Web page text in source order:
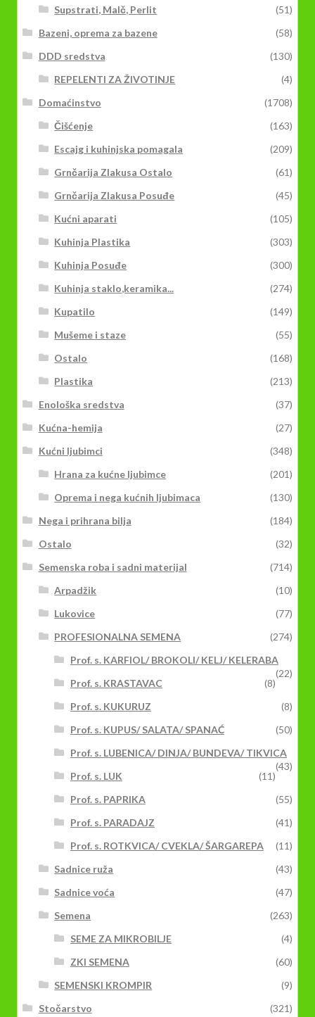
Supstrati, Malč, Perlit
(51)
Bazeni, oprema za bazene
(58)
DDD sredstva
(130)
REPELENTI ZA ŽIVOTINJE
(4)
Domaćinstvo
(1708)
Čišćenje
(163)
Escajg i kuhinjska pomagala
(209)
Grnčarija Zlakusa Ostalo
(61)
Grnčarija Zlakusa Posuđe
(45)
Kućni aparati
(105)
Kuhinja Plastika
(303)
Kuhinja Posuđe
(300)
Kuhinja staklo,keramika...
(274)
Kupatilo
(149)
Mušeme i staze
(55)
Ostalo
(168)
Plastika
(213)
Enološka sredstva
(37)
Kućna-hemija
(27)
Kućni ljubimci
(348)
Hrana za kućne ljubimce
(201)
Oprema i nega kućnih ljubimaca
(130)
Nega i prihrana bilja
(184)
Ostalo
(32)
Semenska roba i sadni materijal
(714)
Arpadžik
(10)
Lukovice
(77)
PROFESIONALNA SEMENA
(274)
Prof. s. KARFIOL/ BROKOLI/ KELJ/ KELERABA
(22)
Prof. s. KRASTAVAC
(8)
Prof. s. KUKURUZ
(8)
Prof. s. KUPUS/ SALATA/ SPANAĆ
(50)
Prof. s. LUBENICA/ DINJA/ BUNDEVA/ TIKVICA
(43)
Prof. s. LUK
(11)
Prof. s. PAPRIKA
(55)
Prof. s. PARADAJZ
(41)
Prof. s. ROTKVICA/ CVEKLA/ ŠARGAREPA
(11)
Sadnice ruža
(43)
Sadnice voća
(47)
Semena
(263)
SEME ZA MIKROBILJE
(4)
ZKI SEMENA
(60)
SEMENSKI KROMPIR
(9)
Stočarstvo
(321)